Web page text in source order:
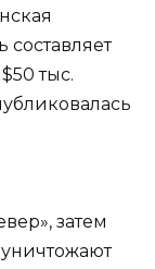
составляет
тыс.
затем